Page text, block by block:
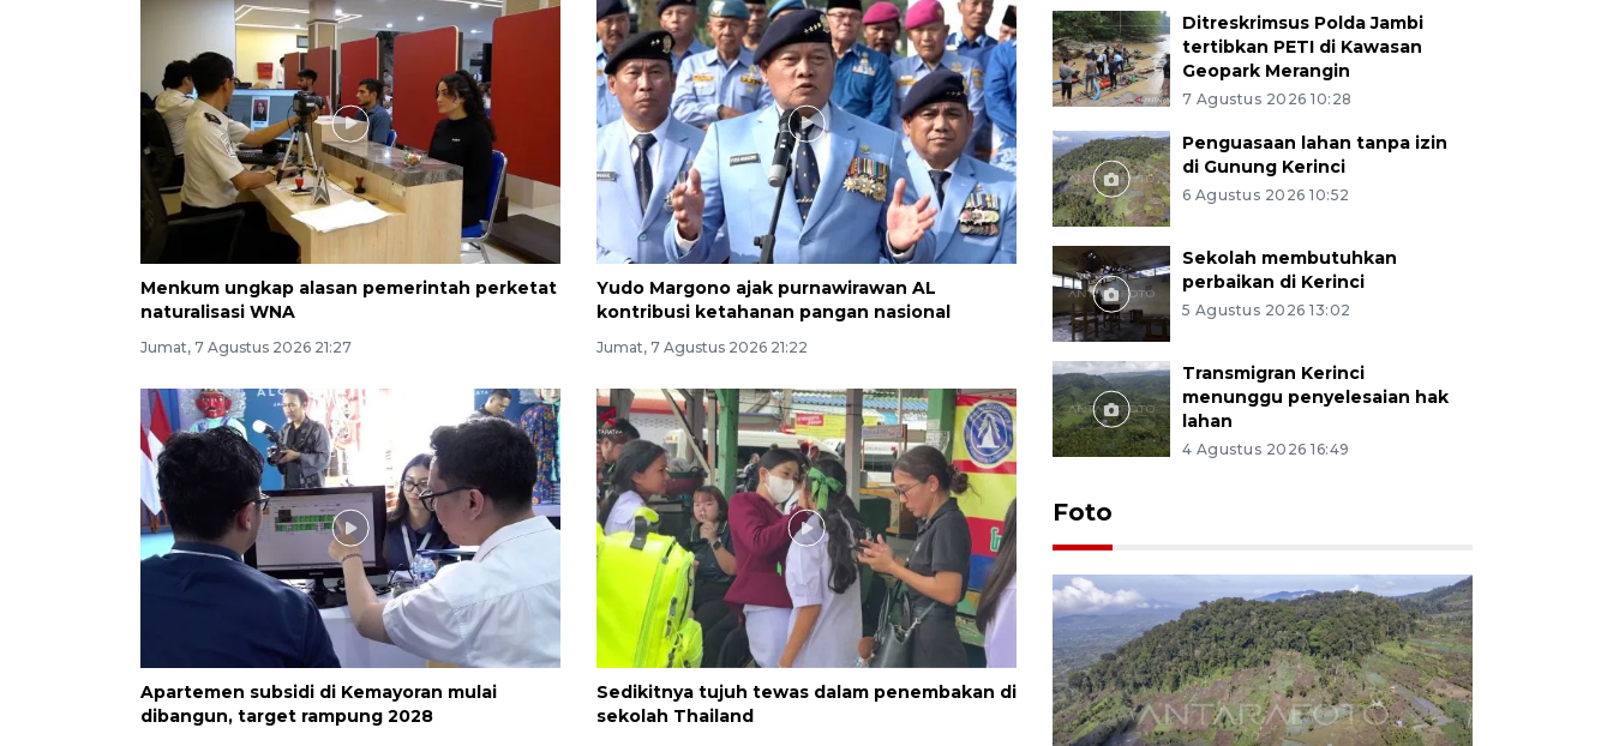
Menkum ungkap alasan pemerintah perketat
naturalisasi WNA
Jumat, 7 Agustus 2026 21:27
Yudo Margono ajak purnawirawan AL
kontribusi ketahanan pangan nasional
Jumat, 7 Agustus 2026 21:22
Apartemen subsidi di Kemayoran mulai
dibangun, target rampung 2028
Sedikitnya tujuh tewas dalam penembakan di
sekolah Thailand
Ditreskrimsus Polda Jambi
tertibkan PETI di Kawasan
Geopark Merangin
7 Agustus 2026 10:28
Penguasaan lahan tanpa izin
di Gunung Kerinci
6 Agustus 2026 10:52
Sekolah membutuhkan
perbaikan di Kerinci
5 Agustus 2026 13:02
Transmigran Kerinci
menunggu penyelesaian hak
lahan
4 Agustus 2026 16:49
Foto